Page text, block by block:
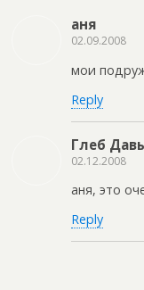
аня
02.09.2008
мои
Reply
Глеб
02.12.2008
аня, это
Reply